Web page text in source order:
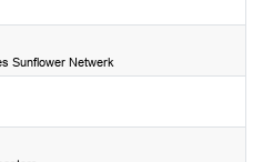
Sunflower Netwerk